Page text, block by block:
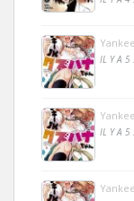
IL Y A 5
IL Y A 5